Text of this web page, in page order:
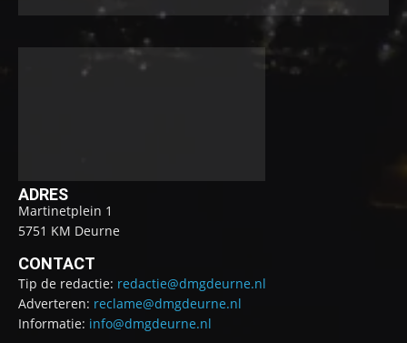
ADRES
Martinetplein 1
5751 KM Deurne
CONTACT
Tip de redactie: redactie@dmgdeurne.nl
Adverteren: reclame@dmgdeurne.nl
Informatie: info@dmgdeurne.nl